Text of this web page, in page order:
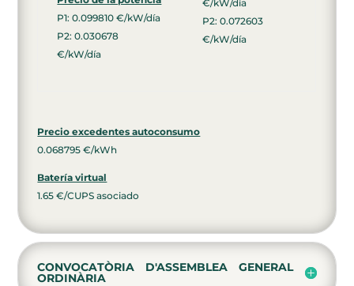
P1: 0.099810 €/kW/día
P2: 0.030678
€/kW/día
€/kW/día
P2: 0.072603
€/kW/día
Precio excedentes autoconsumo
0.068795 €/kWh
Batería virtual
1.65 €/CUPS asociado
CONVOCATÒRIA D'ASSEMBLEA GENERAL
ORDINÀRIA